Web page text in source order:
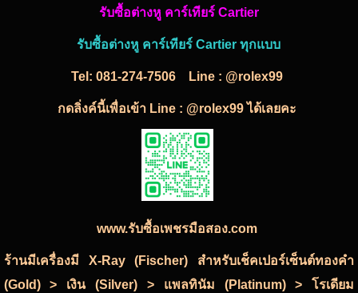
รับซื้อต่างหู คาร์เทียร์ Cartier
รับซื้อต่างหู คาร์เทียร์ Cartier ทุกแบบ
Tel:081-274-7506 Line : @rolex99
กดลิ่งค์นี้เพื่อเข้า Line : @rolex99 ได้เลยคะ
www.รับซื้อเพชรมือสอง.com
ร้านมีเครื่องมี X-Ray (Fischer) สำหรับเช็คเปอร์เซ็นต์ทองคำ
(Gold) > เงิน (Silver) > แพลทินัม (Platinum) > โรเดียม